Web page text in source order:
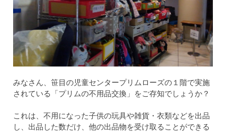
みなさん、笹目の児童センタープリムローズの１階で実施
されている「プリムの不用品交換」をご存知でしょうか？
これは、不用になった子供の玩具や雑貨・衣類などを出品
し、出品した数だけ、他の出品物を受け取ることができる